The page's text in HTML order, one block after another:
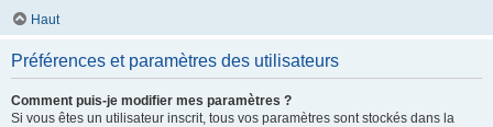
Haut
Préférences et paramètres des utilisateurs
Comment puis-je modifier mes paramètres ?
Si vous êtes un utilisateur inscrit, tous vos paramètres sont stockés dans la